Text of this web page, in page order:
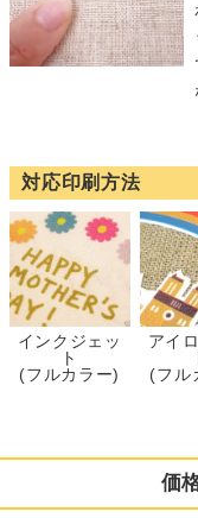
対応印刷方法
インクジェッ
ト
(フルカラー)
アイ
(フル
価